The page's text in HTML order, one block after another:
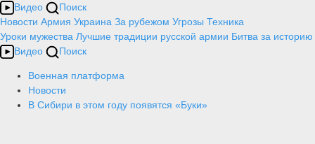
Видео
Поиск
Новости Армия Украина За рубежом Угрозы Техника
Уроки мужества Лучшие традиции русской армии Битва за историю
Видео
Поиск
Военная платформа
Новости
В Сибири в этом году появятся «Буки»